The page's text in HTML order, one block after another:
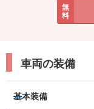
無
料
車両の装備
基本装備